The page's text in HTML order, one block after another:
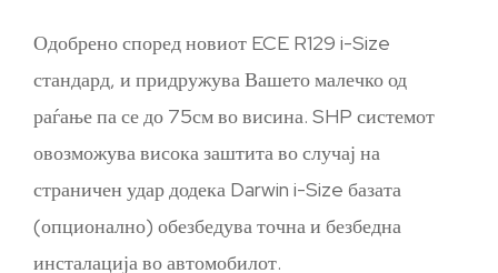
Одобрено според новиот ECE R129 i-Size
стандард, и придружува Вашето малечко од
раѓање па се до 75см во висина. SHP системот
овозможува висока заштита во случај на
страничен удар додека Darwin i-Size базата
(опционално) обезбедува точна и безбедна
инсталација во автомобилот.